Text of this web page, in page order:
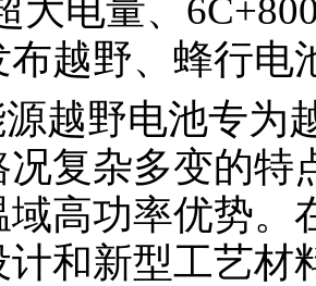
越野电池专为
况复杂多变的特
域高功率优势。
计和新型工艺材